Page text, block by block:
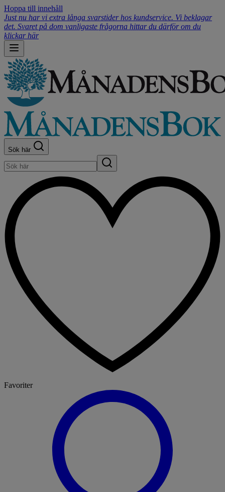
Hoppa till innehåll
Just nu har vi extra långa svarstider hos kundservice. Vi beklagar
det. Svaret på dom vanligaste frågorna hittar du därför om du
klickar här
Sök här
Favoriter